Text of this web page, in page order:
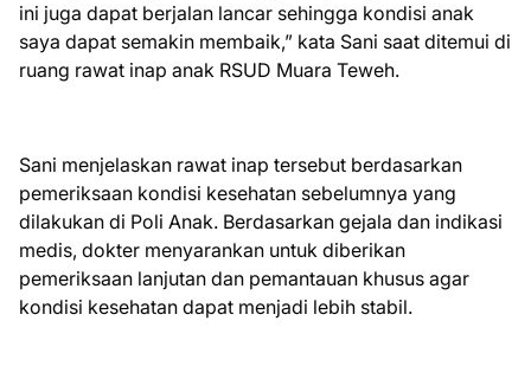
ini juga dapat berjalan lancar sehingga kondisi anak
saya dapat semakin membaik,” kata Sani saat ditemui di
ruang rawat inap anak RSUD Muara Teweh.
Sani menjelaskan rawat inap tersebut berdasarkan
pemeriksaan kondisi kesehatan sebelumnya yang
dilakukan di Poli Anak. Berdasarkan gejala dan indikasi
medis, dokter menyarankan untuk diberikan
pemeriksaan lanjutan dan pemantauan khusus agar
kondisi kesehatan dapat menjadi lebih stabil.